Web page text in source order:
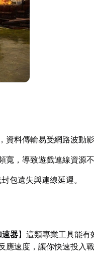
資料傳輸易受網路波動影
寬，導致遊戲連線資源不
包遺失與連線延遲。
速器】這類專業工具能有
應速度，讓你快速投入